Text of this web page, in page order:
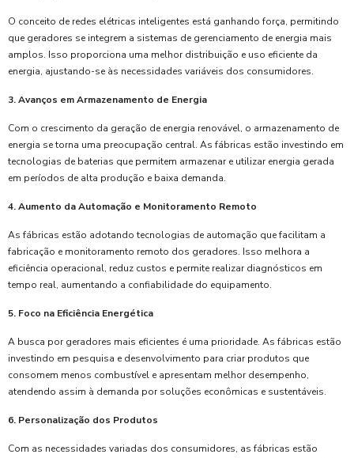
O conceito de redes elétricas inteligentes está ganhando força, permitindo
que geradores se integrem a sistemas de gerenciamento de energia mais
amplos. Isso proporciona uma melhor distribuição e uso eficiente da
energia, ajustando-se às necessidades variáveis dos consumidores.
3. Avanços em Armazenamento de Energia
Com o crescimento da geração de energia renovável, o armazenamento de
energia se torna uma preocupação central. As fábricas estão investindo em
tecnologias de baterias que permitem armazenar e utilizar energia gerada
em períodos de alta produção e baixa demanda.
4. Aumento da Automação e Monitoramento Remoto
As fábricas estão adotando tecnologias de automação que facilitam a
fabricação e monitoramento remoto dos geradores. Isso melhora a
eficiência operacional, reduz custos e permite realizar diagnósticos em
tempo real, aumentando a confiabilidade do equipamento.
5. Foco na Eficiência Energética
A busca por geradores mais eficientes é uma prioridade. As fábricas estão
investindo em pesquisa e desenvolvimento para criar produtos que
consomem menos combustível e apresentam melhor desempenho,
atendendo assim à demanda por soluções econômicas e sustentáveis.
6. Personalização dos Produtos
Com as necessidades variadas dos consumidores, as fábricas estão